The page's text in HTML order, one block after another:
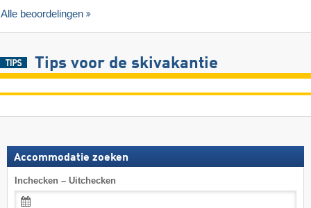
Alle beoordelingen
Tips voor de skivakantie
Accommodatie zoeken
Inchecken – Uitchecken